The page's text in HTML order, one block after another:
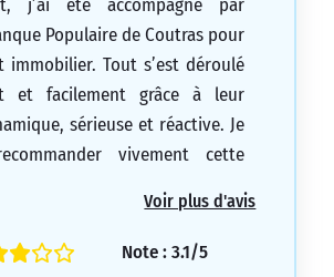
j’ai été accompagné par
Populaire de Coutras pour
immobilier. Tout s’est déroulé
et facilement grâce à leur
sérieuse et réactive. Je
vivement cette
Voir plus d'avis
Note : 3.1/5